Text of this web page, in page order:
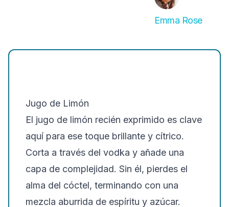
Emma Rose
Jugo de Limón
El jugo de limón recién exprimido es clave
aquí para ese toque brillante y cítrico.
Corta a través del vodka y añade una
capa de complejidad. Sin él, pierdes el
alma del cóctel, terminando con una
mezcla aburrida de espíritu y azúcar.